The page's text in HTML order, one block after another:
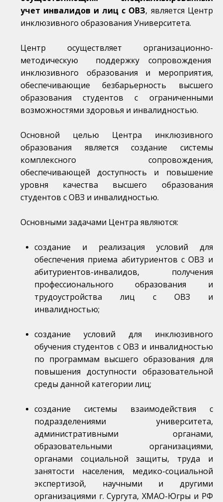
учет инвалидов и лиц с ОВЗ, является Центр
инклюзивного образования Университета.
Центр осуществляет организационно-
методическую поддержку сопровождения
инклюзивного образования и мероприятия,
обеспечивающие безбарьерность высшего
образования студентов с ограниченными
возможностями здоровья и инвалидностью.
Основной целью Центра инклюзивного
образования является создание системы
комплексного сопровождения,
обеспечивающей доступность и повышение
уровня качества высшего образования
студентов с ОВЗ и инвалидностью.
Основными задачами Центра являются:
создание и реализация условий для
обеспечения приема абитуриентов с ОВЗ и
абитуриентов-инвалидов, получения
профессионального образования и
трудоустройства лиц с ОВЗ и
инвалидностью;
создание условий для инклюзивного
обучения студентов с ОВЗ и инвалидностью
по программам высшего образования для
повышения доступности образовательной
среды данной категории лиц;
создание системы взаимодействия с
подразделениями университета,
административными органами,
образовательными организациями,
органами социальной защиты, труда и
занятости населения, медико-социальной
экспертизой, научными и другими
организациями г. Сургута, ХМАО-Югры и РФ